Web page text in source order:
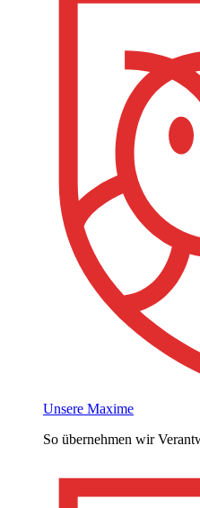
Unsere Maxime
So übernehmen wir